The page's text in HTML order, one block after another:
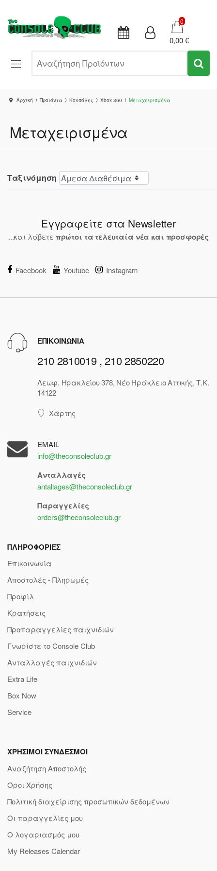
Καλάθι
0
0,00 €
Αρχική Προϊόντα Κονσόλες Xbox 360 Μεταχειρισμένα
Μεταχειρισμένα
Ταξινόμηση
Εγγραφείτε στα Newsletter
...και λάβετε πρώτοι τα τελευταία νέα και προσφορές
Facebook Youtube Instagram
ΕΠΙΚΟΙΝΩΝΙΑ
210 2810019 , 210 2850220
Λεωφ. Ηρακλείου 378, Νέο Ηράκλειο Αττικής, Τ.Κ.
14122
Χάρτης
EMAIL
info@theconsoleclub.gr
Ανταλλαγές
antallages@theconsoleclub.gr
Παραγγελίες
orders@theconsoleclub.gr
ΠΛΗΡΟΦΟΡΙΕΣ
Επικοινωνία
Αποστολές - Πληρωμές
Προφίλ
Κρατήσεις
Προπαραγγελίες παιχνιδιών
Γνωρίστε το Console Club
Ανταλλαγές παιχνιδιών
Extra Life
Box Now
Service
ΧΡΗΣΙΜΟΙ ΣΥΝΔΕΣΜΟΙ
Αναζήτηση Αποστολής
Όροι Χρήσης
Πολιτική διαχείρισης προσωπικών δεδομένων
Οι παραγγελίες μου
Ο λογαριασμός μου
My Releases Calendar